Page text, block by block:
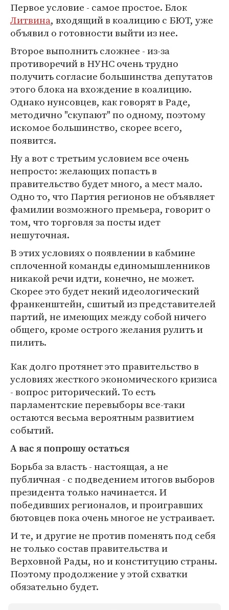
Первое условие - самое простое. Блок
Литвина, входящий в коалицию с БЮТ, уже
объявил о готовности выйти из нее.
Второе выполнить сложнее - из-за
противоречий в НУНС очень трудно
получить согласие большинства депутатов
этого блока на вхождение в коалицию.
Однако нунсовцев, как говорят в Раде,
методично "скупают" по одному, поэтому
искомое большинство, скорее всего,
появится.
Ну а вот с третьим условием все очень
непросто: желающих попасть в
правительство будет много, а мест мало.
Одно то, что Партия регионов не объявляет
фамилии возможного премьера, говорит о
том, что торговля за посты идет
нешуточная.
В этих условиях о появлении в кабмине
сплоченной команды единомышленников
никакой речи идти, конечно, не может.
Скорее это будет некий идеологический
франкенштейн, сшитый из представителей
партий, не имеющих между собой ничего
общего, кроме острого желания рулить и
пилить.
Как долго протянет это правительство в
условиях жесткого экономического кризиса
- вопрос риторический. То есть
парламентские перевыборы все-таки
остаются весьма вероятным развитием
событий.
А вас я попрошу остаться
Борьба за власть - настоящая, а не
публичная - с подведением итогов выборов
президента только начинается. И
победивших регионалов, и проигравших
бютовцев пока очень многое не устраивает.
И те, и другие не против поменять под себя
не только состав правительства и
Верховной Рады, но и конституцию страны.
Поэтому продолжение у этой схватки
обязательно будет.